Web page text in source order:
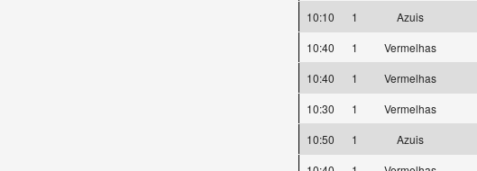
10:10
1 Azuis
10:40
1 Vermelhas
10:40
1 Vermelhas
10:30
1 Vermelhas
10:50
1 Azuis